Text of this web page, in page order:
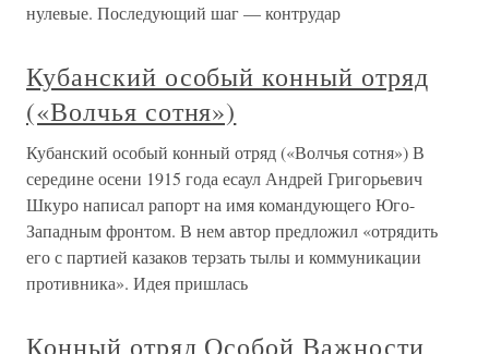
нулевые. Последующий шаг — контрудар
Кубанский особый конный отряд
(«Волчья сотня»)
Кубанский особый конный отряд («Волчья сотня») В
середине осени 1915 года есаул Андрей Григорьевич
Шкуро написал рапорт на имя командующего Юго-
Западным фронтом. В нем автор предложил «отрядить
его с партией казаков терзать тылы и коммуникации
противника». Идея пришлась
Конный отряд Особой Важности